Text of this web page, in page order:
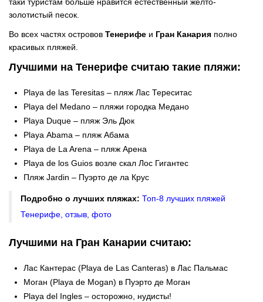
золотистый песок.
Во всех частях островов Тенерифе и Гран Канария полно
красивых пляжей.
Лучшими на Тенерифе считаю такие пляжи:
Playa de las Teresitas – пляж Лас Тереситас
Playa del Medano – пляжи городка Медано
Playa Duque – пляж Эль Дюк
Playa Abama – пляж Абама
Playa de La Arena – пляж Арена
Playa de los Guios возле скал Лос Гигантес
Пляж Jardin – Пуэрто де ла Крус
Подробно о лучших пляжах: Топ-8 лучших пляжей
Тенерифе, отзыв, фото
Лучшими на Гран Канарии считаю:
Лас Кантерас (Playa de Las Canteras) в Лас Пальмас
Моган (Playa de Mogan) в Пуэрто де Моган
Playa del Ingles – осторожно, нудисты!